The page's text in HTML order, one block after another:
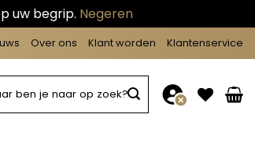
uw begrip. Negeren
Over ons Klant worden Klantenservice